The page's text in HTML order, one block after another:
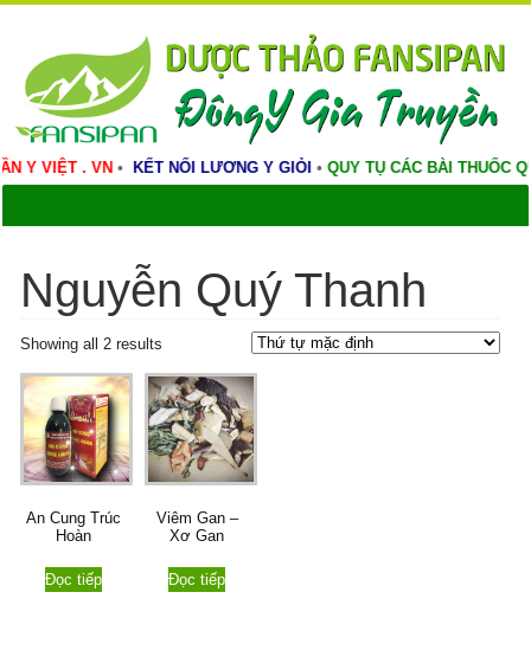
. VN• KẾT NỐI LƯƠNG Y GIỎI•QUY TỤ CÁC BÀI THUỐC QUÝ•
Nguyễn Quý Thanh
Showing all 2 results
An Cung Trúc
Hoàn
Đọc tiếp
Viêm Gan –
Xơ Gan
Đọc tiếp